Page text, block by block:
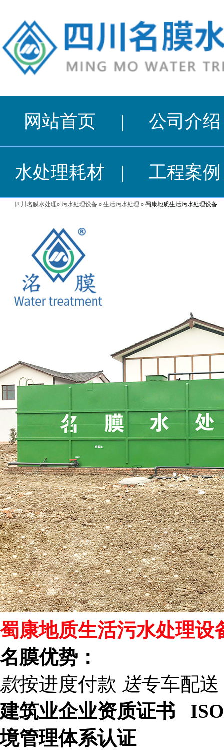
网站首页 | 公司介绍
水处理耗材 | 工程案例
四川名膜水处理» 污水处理设备 » 生活污水处理 » 蜀康地质生活污水处理设备
蜀康地质生活污水处理设
名膜优势：
款按进度付款 送专车配送
建筑业企业资质证书
境管理体系认证